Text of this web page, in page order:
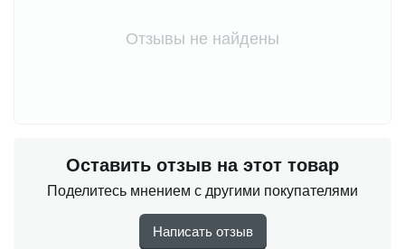
Отзывы не найдены
Оставить отзыв на этот товар
Поделитесь мнением с другими покупателями
Написать отзыв